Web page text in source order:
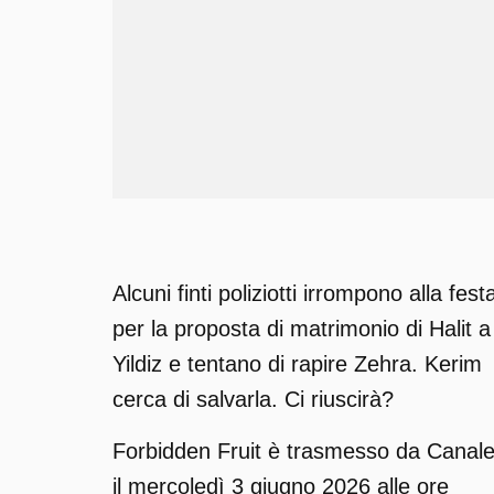
Alcuni finti poliziotti irrompono alla
per la proposta di matrimonio di Halit a
Yildiz e tentano di rapire Zehra. Kerim
cerca di salvarla. Ci riuscirà?
Forbidden Fruit è trasmesso da
il mercoledì 3 giugno 2026 alle ore